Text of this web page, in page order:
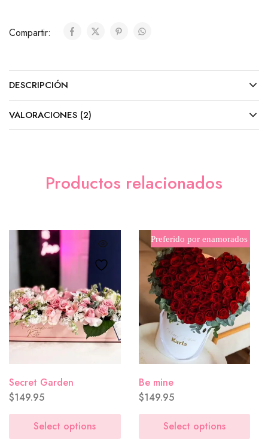
Ferrero Rocher (24 unidades)($25.00)
Tarjeta (GRATIS)*
Tarjeta Sencila($0.00)
Compartir:
DESCRIPCIÓN
VALORACIONES (2)
Productos relacionados
Secret Garden
$149.95
Select options
Preferido por enamorados
Be mine
$149.95
Select options